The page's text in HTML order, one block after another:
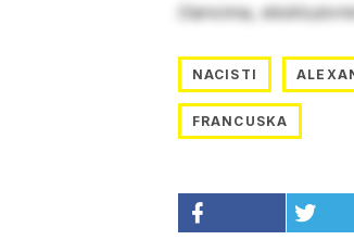
člancima,
NACISTI
FRANCUSKA